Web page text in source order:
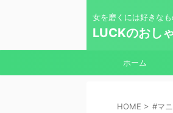
女を磨くには好きな
LUCKのおし
ホーム
HOME > #マ